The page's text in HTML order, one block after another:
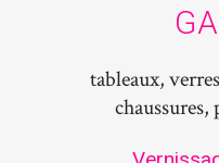
tableaux,